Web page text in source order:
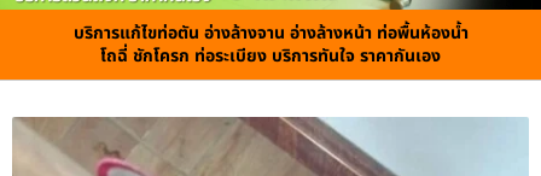
บริการแก้ไขท่อตัน อ่างล้างจาน อ่างล้างหน้า ท่อพื้นห้องน้ำ
โถฉี่ ชักโครก ท่อระเบียง บริการทันใจ ราคากันเอง